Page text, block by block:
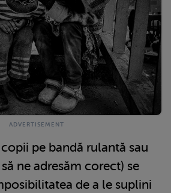
pe bandă rulantă sau
ne adresăm corect) se
de a le suplini